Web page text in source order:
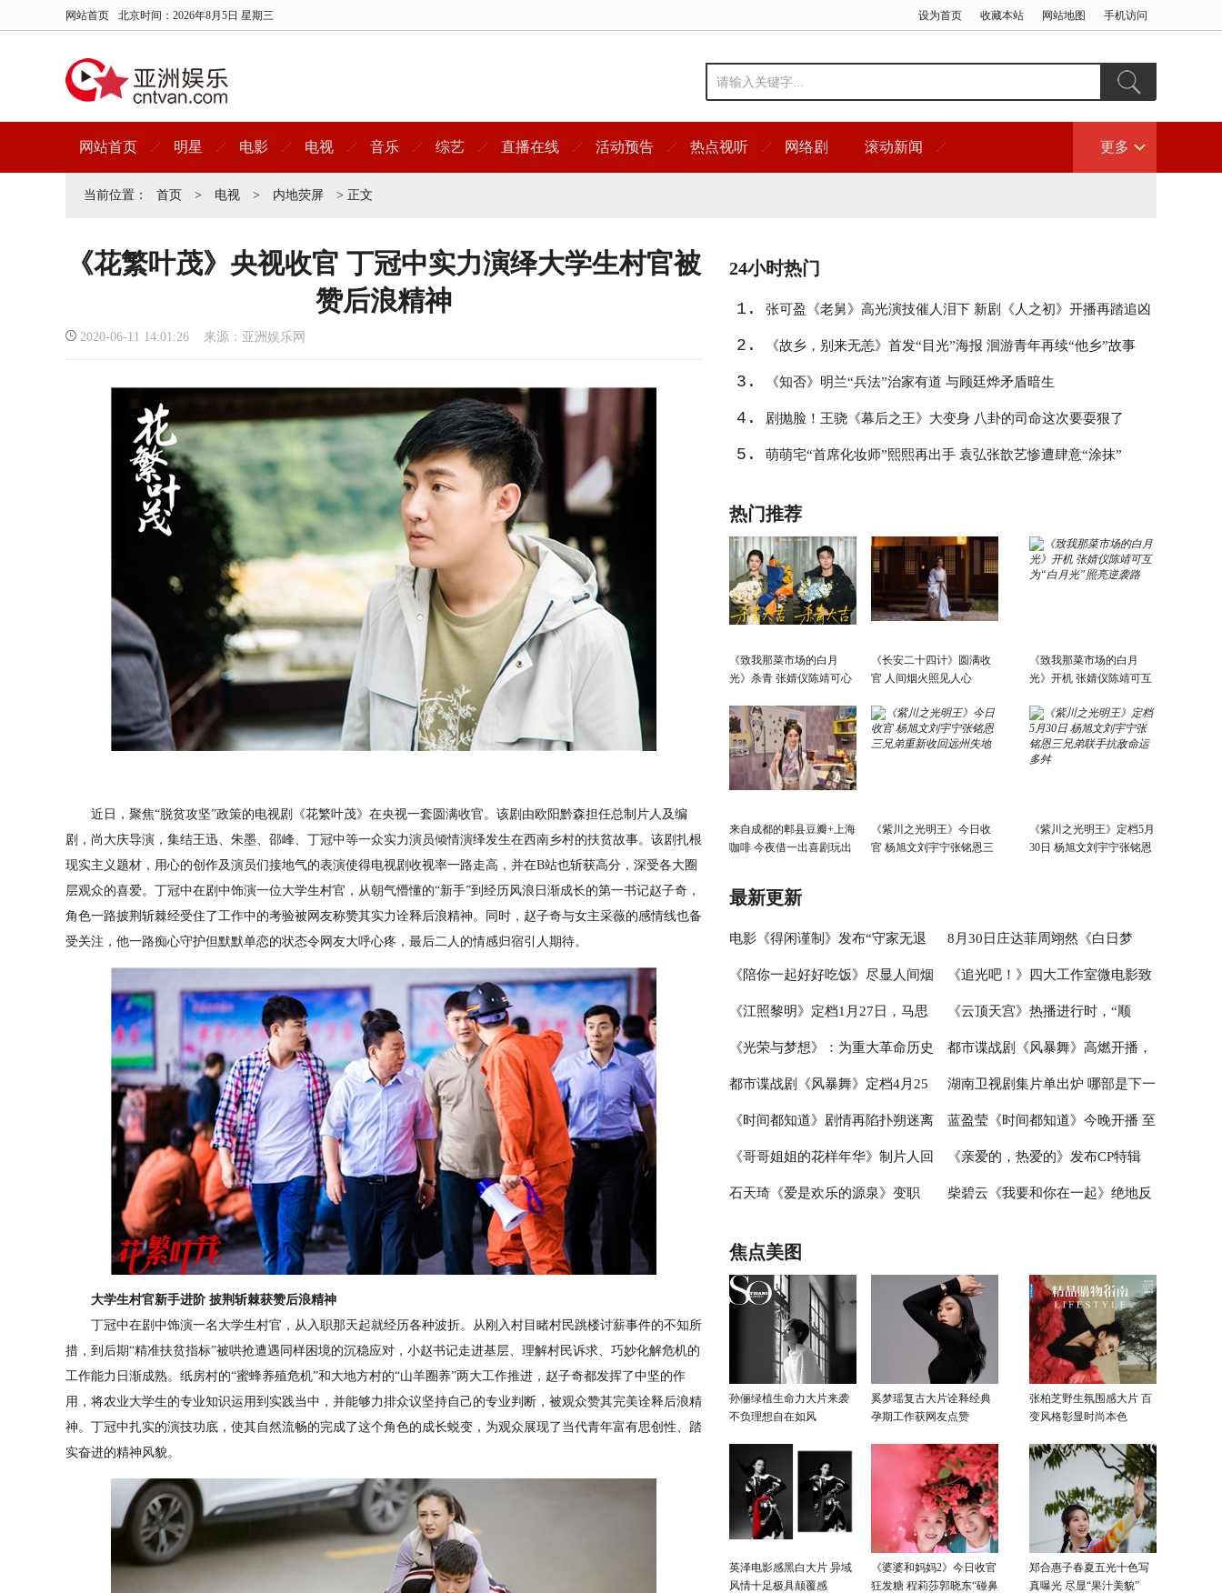
网站首页 北京时间： 2026年8月5日 星期三 设为首页 收藏本站 网站地图 手机访问
网站首页 明星 电影 电视 音乐 综艺 直播在线 活动预告 热点视听 网络剧 滚动新闻 更多
当前位置： 首页 > 电视 > 内地荧屏 > 正文
《花繁叶茂》央视收官 丁冠中实力演绎大学生村官被
赞后浪精神
2020-06-11 14:01:26 来源：亚洲娱乐网
近日，聚焦“脱贫攻坚”政策的电视剧《花繁叶茂》在央视一套圆满收官。该剧由欧阳黔森担任总制片人及编
剧，尚大庆导演，集结王迅、朱墨、邵峰、丁冠中等一众实力演员倾情演绎发生在西南乡村的扶贫故事。该剧扎根
现实主义题材，用心的创作及演员们接地气的表演使得电视剧收视率一路走高，并在B站也斩获高分，深受各大圈
层观众的喜爱。丁冠中在剧中饰演一位大学生村官，从朝气懵懂的“新手”到经历风浪日渐成长的第一书记赵子奇，
角色一路披荆斩棘经受住了工作中的考验被网友称赞其实力诠释后浪精神。同时，赵子奇与女主采薇的感情线也备
受关注，他一路痴心守护但默默单恋的状态令网友大呼心疼，最后二人的情感归宿引人期待。
大学生村官新手进阶 披荆斩棘获赞后浪精神
丁冠中在剧中饰演一名大学生村官，从入职那天起就经历各种波折。从刚入村目睹村民跳楼讨薪事件的不知所
措，到后期“精准扶贫指标”被哄抢遭遇同样困境的沉稳应对，小赵书记走进基层、理解村民诉求、巧妙化解危机的
工作能力日渐成熟。纸房村的“蜜蜂养殖危机”和大地方村的“山羊圈养”两大工作推进，赵子奇都发挥了中坚的作
用，将农业大学生的专业知识运用到实践当中，并能够力排众议坚持自己的专业判断，被观众赞其完美诠释后浪精
神。丁冠中扎实的演技功底，使其自然流畅的完成了这个角色的成长蜕变，为观众展现了当代青年富有思创性、踏
实奋进的精神风貌。
24小时热门
1. 张可盈《老舅》高光演技催人泪下 新剧《人之初》开播再踏追凶
之旅
2. 《故乡，别来无恙》首发“目光”海报 洄游青年再续“他乡”故事
3. 《知否》明兰“兵法”治家有道 与顾廷烨矛盾暗生
4. 剧抛脸！王骁《幕后之王》大变身 八卦的司命这次要耍狠了
5. 萌萌宅“首席化妆师”熙熙再出手 袁弘张歆艺惨遭肆意“涂抹”
热门推荐
《致我那菜市场的白月
光》杀青 张婧仪陈靖可心
《长安二十四计》圆满收
官 人间烟火照见人心
《致我那菜市场的白月
光》开机 张婧仪陈靖可互
来自成都的郫县豆瓣+上海
咖啡 今夜借一出喜剧玩出
《紫川之光明王》今日收
官 杨旭文刘宇宁张铭恩三
《紫川之光明王》定档5月
30日 杨旭文刘宇宁张铭恩
最新更新
电影《得闲谨制》发布“守家无退
路！”版预告及海报 百姓合力抗敌
捍卫家园
8月30日庄达菲周翊然《白日梦
我》于湖南卫视播出 暖愈诠释Z世
代青春
《陪你一起好好吃饭》尽显人间烟
火气 高瀚宇郑湫泓情感引共鸣
《追光吧！》四大工作室微电影致
敬无名英雄，全情演绎平凡中的伟
大
《江照黎明》定档1月27日，马思
纯白客新剧互飙演技
《云顶天宫》热播进行时，“顺
子”彭禺厶成全剧亮点
《光荣与梦想》：为重大革命历史
题材剧带来新突破
都市谍战剧《风暴舞》高燃开播，
强情节信息战不负期待
都市谍战剧《风暴舞》定档4月25
日，陈伟霆携手娜扎保卫信息安全
湖南卫视剧集片单出炉 哪部是下一
个爆款？
《时间都知道》剧情再陷扑朔迷离
唐嫣窦骁情感走向耐人寻味
蓝盈莹《时间都知道》今晚开播 至
情至性诠释新时代女性内心成长
《哥哥姐姐的花样年华》制片人回
应女主“舍己式奉献”：真正看懂赵
《亲爱的，热爱的》发布CP特辑
杨紫李现诠释纯真爱情
石天琦《爱是欢乐的源泉》变职 柴碧云《我要和你在一起》绝地反
焦点美图
孙俪绿植生命力大片来袭
不负理想自在如风
奚梦瑶复古大片诠释经典
孕期工作获网友点赞
张柏芝野生氛围感大片 百
变风格彰显时尚本色
英泽电影感黑白大片 异域
风情十足极具颠覆感
《婆婆和妈妈2》今日收官
狂发糖 程莉莎郭晓东“碰鼻
郑合惠子春夏五光十色写
真曝光 尽显“果汁美貌”